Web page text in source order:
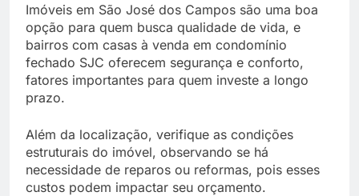
Imóveis em São José dos Campos são uma boa
opção para quem busca qualidade de vida, e
bairros com casas à venda em condomínio
fechado SJC oferecem segurança e conforto,
fatores importantes para quem investe a longo
prazo.
Além da localização, verifique as condições
estruturais do imóvel, observando se há
necessidade de reparos ou reformas, pois esses
custos podem impactar seu orçamento.